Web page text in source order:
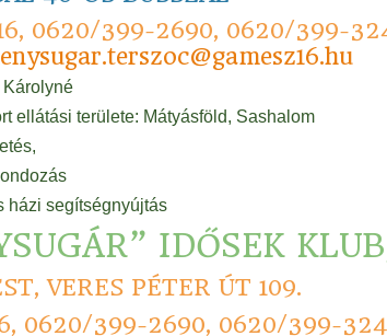
0620/399-2690, 0620/399-
Károlyné
ellátási területe: Mátyásföld, Sashalom
házi segítségnyújtás
IDŐSEK
VERES PÉTER ÚT 109.
0620/399-2690, 0620/399-